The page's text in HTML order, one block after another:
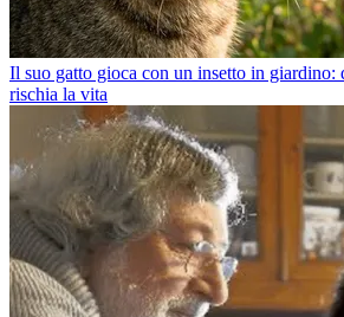
Il suo gatto gioca con un insetto in giardino:
rischia la vita